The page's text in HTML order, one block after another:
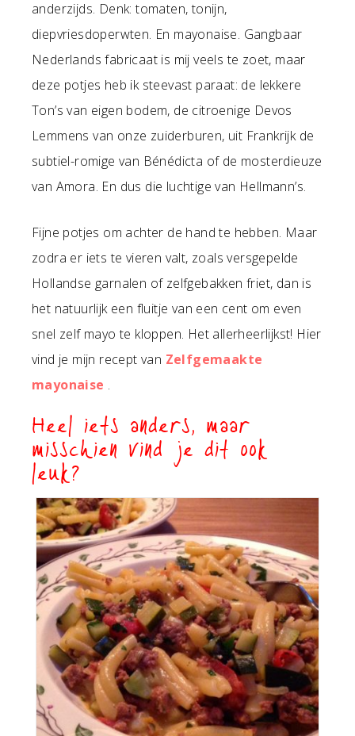
anderzijds. Denk: tomaten, tonijn,
diepvriesdoperwten. En mayonaise. Gangbaar
Nederlands fabricaat is mij veels te zoet, maar
deze potjes heb ik steevast paraat: de lekkere
Ton’s van eigen bodem, de citroenige Devos
Lemmens van onze zuiderburen, uit Frankrijk de
subtiel-romige van Bénédicta of de mosterdieuze
van Amora. En dus die luchtige van Hellmann’s.
Fijne potjes om achter de hand te hebben. Maar
zodra er iets te vieren valt, zoals versgepelde
Hollandse garnalen of zelfgebakken friet, dan is
het natuurlijk een fluitje van een cent om even
snel zelf mayo te kloppen. Het allerheerlijkst! Hier
vind je mijn recept van Zelfgemaakte
mayonaise .
Heel iets anders, maar
misschien vind je dit ook
leuk?